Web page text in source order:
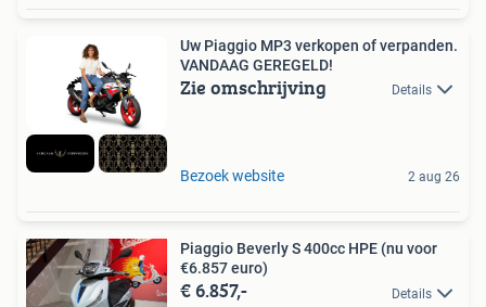
Uw Piaggio MP3 verkopen of verpanden.
VANDAAG GEREGELD!
Zie omschrijving Details
Bezoek website 2 aug 26
Piaggio Beverly S 400cc HPE (nu voor
€6.857 euro)
€ 6.857,- Details